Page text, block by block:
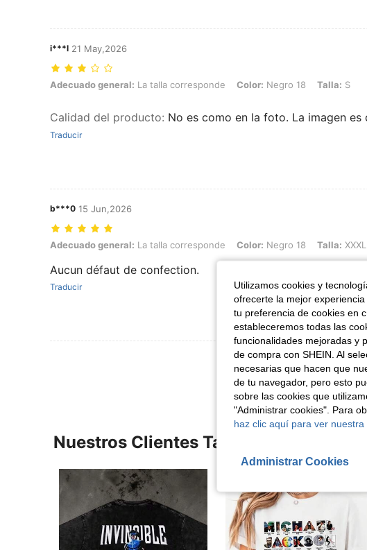
i***l 21 May,2026
Adecuado general: La talla corresponde, Color: Negro 18, Talla: S
Adecuado general: La talla corresponde Color: Negro 18 Talla: S
Calidad del producto: No es como en la foto. La imagen es
Traducir
b***0 15 Jun,2026
Adecuado general: La talla corresponde, Color: Negro 18, Talla: XXXL
Adecuado general: La talla corresponde Color: Negro 18 Talla: XXXL
Aucun défaut de confection.
Traducir
Ver Más Reseñas
Nuestros Clientes También Vieron
Utilizamos cookies y
ofrecerte la mejor
tu preferencia de cookies en
estableceremos todas las
funcionalidades mejoradas y
de compra con SHEIN. Al
necesarias que hacen que
de tu navegador, pero esto
sobre las cookies que
"Administrar cookies". Para
haz clic aquí para ver nuestra
Administrar Cookies